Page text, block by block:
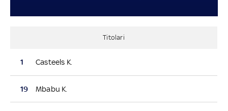
Titolari
1 Casteels K.
19 Mbabu K.